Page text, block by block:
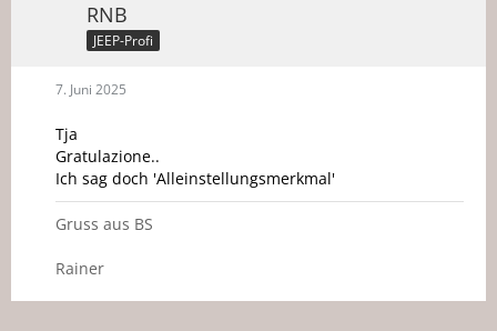
RNB
JEEP-Profi
7. Juni 2025
Tja
Gratulazione..
Ich sag doch 'Alleinstellungsmerkmal'
Gruss aus BS
Rainer